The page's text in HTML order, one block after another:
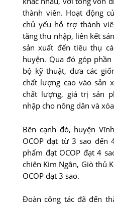
thành viên. Hoạt động
chủ yếu hỗ trợ thành
tăng thu nhập, liên kết
sản xuất đến tiêu thụ
huyện. Qua đó góp
bộ kỹ thuật, đưa các
chất lượng cao vào sản
chất lượng, giá trị sản
nhập cho nông dân và
Bên cạnh đó, huyện
OCOP đạt từ 3 sao đến
phẩm đạt OCOP đạt 4
chiên Kim Ngân, Giò thủ
OCOP đạt 3 sao.
Ðoàn công tác đã đến